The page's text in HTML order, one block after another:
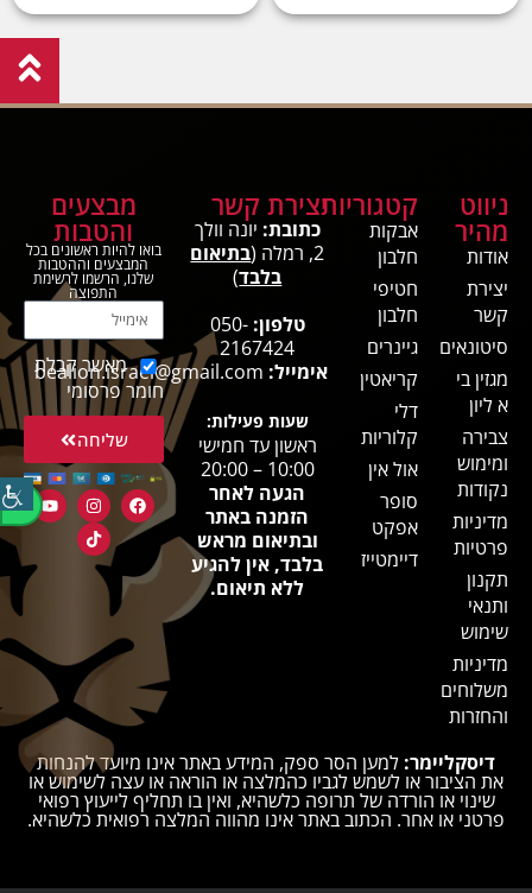
ניווט
מהיר
אודות
יצירת
קשר
סיטונאים
מגזין בי
א ליון
צבירה
ומימוש
נקודות
מדיניות
פרטיות
תקנון
ותנאי
שימוש
מדיניות
משלוחים
והחזרות
קטגוריות
אבקות
חלבון
חטיפי
חלבון
גיינרים
קריאטין
דלי
קלוריות
אול אין
סופר
אפקט
דיימטייז
יצירת קשר
כתובת: יונה וולך
2, רמלה (
בתיאום
בלבד)
טלפון: 050-
2167424
אימייל: bealion.israel@gmail.com
שעות פעילות:
ראשון עד חמישי
10:00 – 20:00
הגעה לאחר
הזמנה באתר
ובתיאום מראש
בלבד, אין להגיע
ללא תיאום.
מבצעים
והטבות
בואו להיות ראשונים בכל
המבצעים וההטבות
שלנו, הרשמו לרשימת
התפוצה
מאשר קבלת
חומר פרסומי
שליחה
דיסקליימר: למען הסר ספק, המידע באתר אינו מיועד להנחות
את הציבור או לשמש לגביו כהמלצה או הוראה או עצה לשימוש או
שינוי או הורדה של תרופה כלשהיא, ואין בו תחליף לייעוץ רפואי
פרטני או אחר. הכתוב באתר אינו מהווה המלצה רפואית כלשהיא.